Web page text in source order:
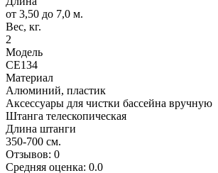
от 3,50 до 7,0 м.
Вес, кг.
2
Модель
CE134
Материал
Алюминий, пластик
Аксессуары для чистки бассейна вручную
Штанга телескопическая
Длина штанги
350-700 см.
Отзывов: 0
Средняя оценка: 0.0